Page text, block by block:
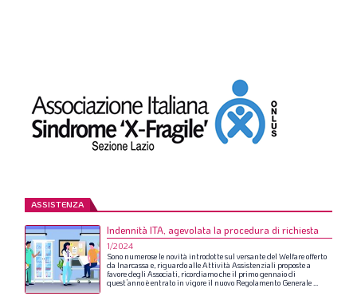
ASSISTENZA
Indennità ITA, agevolata la procedura di richiesta
1/2024
Sono numerose le novità introdottesul versantedel Welfareofferto
da Inarcassa e, riguardoalleAttività Assistenziali propostea
favoredegli Associati, ricordiamocheil primogennaiodi
quest’annoèentratoin vigoreil nuovo Regolamento Generale...